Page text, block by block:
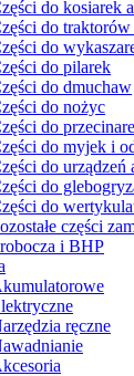
do kosiarek
do
do
do pilarek
do dmuchaw
do nożyc
do
do myjek i
do
do
do
części
i BHP
ręczne